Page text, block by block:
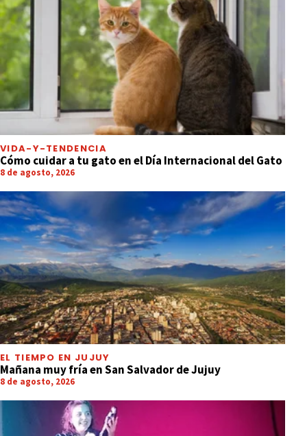
VIDA-Y-TENDENCIA
Cómo cuidar a tu gato en el Día Internacional del Gato
8 de agosto, 2026
EL TIEMPO EN JUJUY
Mañana muy fría en San Salvador de Jujuy
8 de agosto, 2026